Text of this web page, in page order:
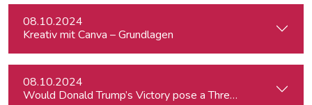
08.10.2024
Kreativ mit Canva – Grundlagen
08.10.2024
Would Donald Trump’s Victory pose a Threat to Press